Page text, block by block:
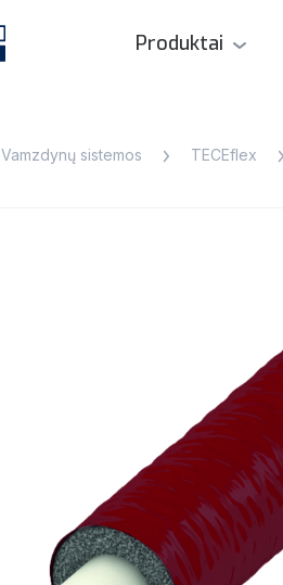
Produktai
Vamzdynų sistemos TECEflex